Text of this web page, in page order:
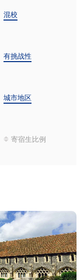
混校
有挑战性
城市地区
寄宿生比例